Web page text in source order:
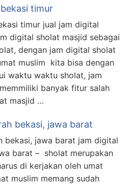
timur
timur jual jam digital
digital sholat masjid sebagai
dengan jam digital sholat
muslim kita bisa dengan
waktu waktu sholat, jam
banyak fitur salah
masjid …
bekasi, jawa barat
bekasi, jawa barat jam digital
barat – sholat merupakan
di kerjakan oleh umat
muslim memang sudah